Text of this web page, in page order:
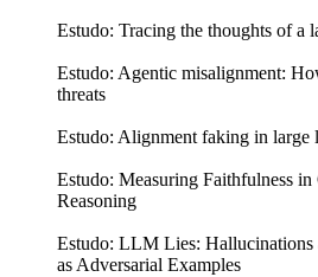
Estudo: Tracing the thoughts of a
Estudo: Agentic misalignment:
threats
Estudo: Alignment faking in large
Estudo: Measuring Faithfulness
Reasoning
Estudo: LLM Lies: Hallucinations
as Adversarial Examples